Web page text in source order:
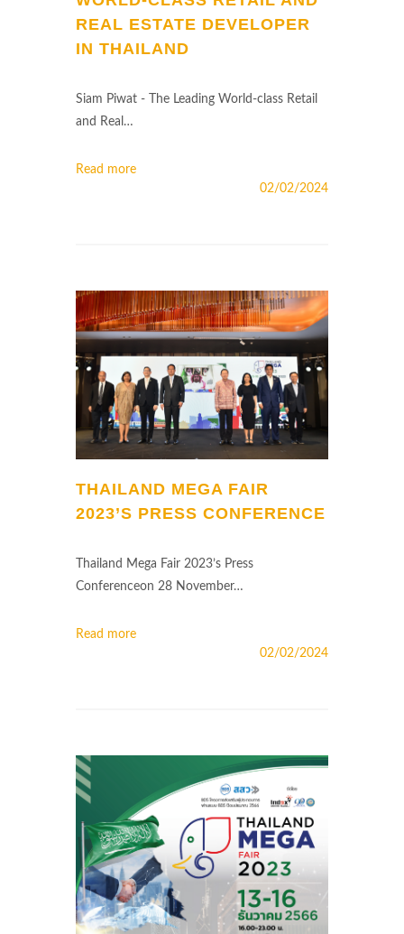
REAL ESTATE DEVELOPER
IN THAILAND
Siam Piwat - The Leading World-class Retail
and Real…
Read more
02/02/2024
THAILAND MEGA FAIR
2023’S PRESS CONFERENCE
Thailand Mega Fair 2023’s Press
Conferenceon 28 November…
Read more
02/02/2024